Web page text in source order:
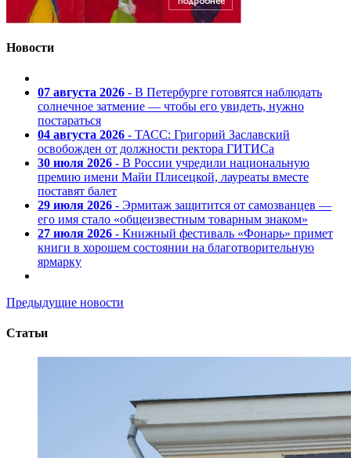
Новости
07 августа 2026 - В Петербурге готовятся наблюдать
солнечное затмение — чтобы его увидеть, нужно
постараться
04 августа 2026 - ТАСС: Григорий Заславский
освобожден от должности ректора ГИТИСа
30 июля 2026 - В России учредили национальную
премию имени Майи Плисецкой, лауреаты вместе
поставят балет
29 июля 2026 - Эрмитаж защитится от самозванцев —
его имя стало «общеизвестным товарным знаком»
27 июля 2026 - Книжный фестиваль «Фонарь» примет
книги в хорошем состоянии на благотворительную
ярмарку
Предыдущие новости
Статьи